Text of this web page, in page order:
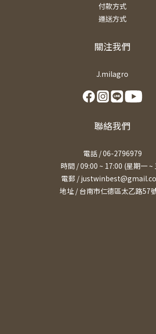
付款方式
運送方式
關注我們
J.milagro
聯絡我們
電話 / 06-2796979
時間 / 09:00 ~ 17:00 (星期一 ~
電郵 /
地址 /台南市仁德區太乙路57